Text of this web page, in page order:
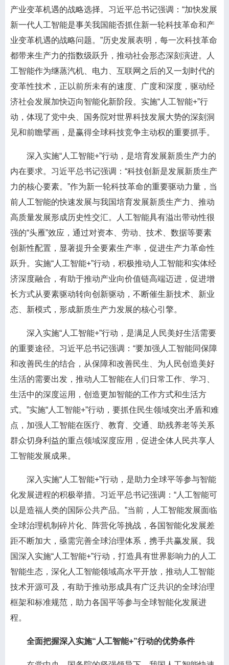
产业变革机遇的战略选择。习近平总书记强调：“加快发展
新一代人工智能是事关我国能否抓住新一轮科技革命和产
业变革机遇的战略问题。”历史发展表明，每一次科技革命
都带来生产力的指数级跃升，推动社会形态深刻演进。人
工智能作为继蒸汽机、电力、互联网之后的又一划时代的
变革性技术，正以前所未有的速度、广度和深度，驱动经
济社会发展加快迈向智能化新阶段。实施“人工智能+”行
动，体现了党中央、国务院对世界科技发展大势的深刻洞
见和前瞻擘画，是赢得全球科技竞争主动权的重要抓手。
深入实施“人工智能+”行动，是培育发展新质生产力的
内在要求。习近平总书记强调：“科技创新是发展新质生产
力的核心要素。”作为新一轮科技革命的重要驱动力量，当
前人工智能的快速发展与我国培育发展新质生产力、推动
高质量发展形成历史性交汇。人工智能具有溢出带动性很
强的“头雁”效应，通过对资本、劳动、技术、数据等要素
创新性配置，显著提升全要素生产率，促进生产力革命性
跃升。实施“人工智能+”行动，积极推动人工智能和实体经
济深度融合，有助于推动产业向价值链高端迈进，促进增
长方式从要素驱动转向创新驱动，不断催生新技术、新业
态、新模式，形成新质生产力发展的核心引擎。
深入实施“人工智能+”行动，是满足人民美好生活需要
的重要途径。习近平总书记强调：“要加强人工智能同保障
和改善民生的结合，从保障和改善民生、为人民创造美好
生活的需要出发，推动人工智能在人们日常工作、学习、
生活中的深度运用，创造更加智能的工作方式和生活方
式。”实施“人工智能+”行动，要抓住民生领域突出矛盾和难
点，加强人工智能在医疗、教育、交通、助残养老等关系
群众切身利益的重点领域深度应用，促进全体人民共享人
工智能发展成果。
深入实施“人工智能+”行动，是助力全球平等参与智能
化发展进程的积极举措。习近平总书记强调：“人工智能可
以是造福人类的国际公共产品。”当前，人工智能发展面临
全球治理机制碎片化、阵营化等挑战，各国智能化发展差
距不断加大，亟需完善全球治理体系，携手共赢发展。我
国深入实施“人工智能+”行动，打造具有世界影响力的人工
智能生态，深化人工智能领域高水平开放，推动人工智能
技术开源可及，有助于推动形成具有广泛共识的全球治理
框架和标准规范，助力各国平等参与全球智能化发展进
程。
全面把握深入实施“人工智能+”行动的优势条件